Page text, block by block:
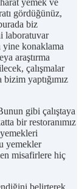
yemek ve
gördüğünüz,
biz
laboratuvar
yine konaklama
araştırma
çalışmalar
yaptığımız
gibi çalıştaya
bir restoranımız
yemekler
misafirlere hiç